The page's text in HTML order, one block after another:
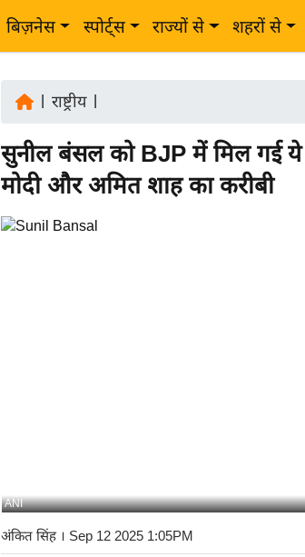
बिज़नेस स्पोर्ट्स राज्यों से शहरों से
राष्ट्रीय|
सुनील बंसल को BJP में मिल गई ये
मोदी और अमित शाह का करीबी
ANI
अंकित सिंह। Sep 12 2025 1:05PM